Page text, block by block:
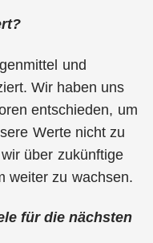
und
Wir haben uns
entschieden, um
Werte nicht zu
über zukünftige
weiter zu wachsen.
für die nächsten